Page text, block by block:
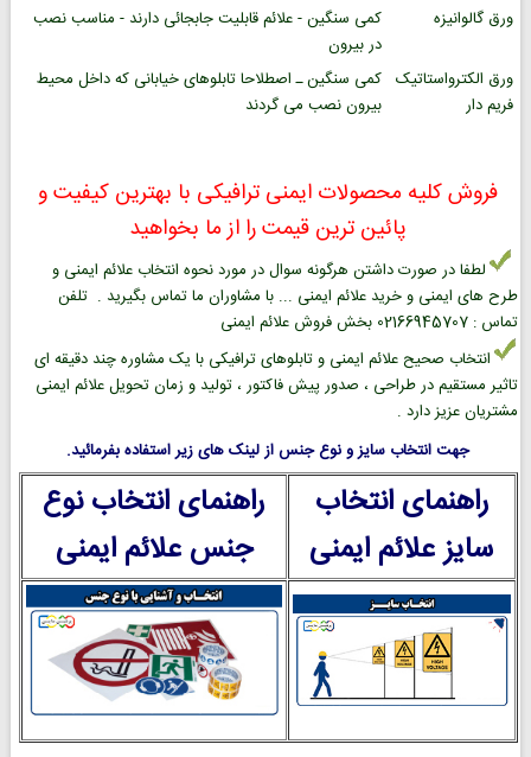
ورق گالوانیزه
کمی سنگین - علائم قابلیت جابجائی دارند - مناسب نصب
در بیرون
ورق الکترواستاتیک
فریم دار
کمی سنگین ـ اصطلاحا تابلوهای خیابانی که داخل محیط
بیرون نصب می گردند
فروش کلیه محصولات ایمنی ترافیکی با بهترین کیفیت و
پائین ترین قیمت را از ما بخواهید
لطفا در صورت داشتن هرگونه سوال در مورد نحوه انتخاب علائم ایمنی و
طرح های ایمنی و خرید علائم ایمنی ... با مشاوران ما تماس بگیرید . تلفن
تماس : 02166945707 بخش فروش علائم ایمنی
انتخاب صحیح علائم ایمنی و تابلوهای ترافیکی با یک مشاوره چند دقیقه ای
تاثیر مستقیم در طراحی ، صدور پیش فاکتور ، تولید و زمان تحویل علائم ایمنی
مشتریان عزیز دارد .
جهت انتخاب سایز و نوع جنس از لینک های زیر استفاده بفرمائید.
راهنمای انتخاب
سایز علائم ایمنی
راهنمای انتخاب نوع
جنس علائم ایمنی